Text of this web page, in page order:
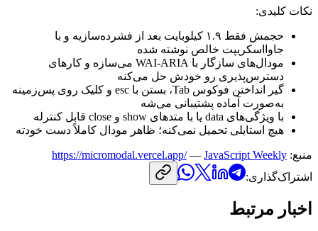
نکات کلیدی:
حجمش فقط ۱.۹ کیلوبایت بعد از فشرده‌سازیه و با
جاوااسکریپت خالص نوشته شده
مودال‌های سازگار با WAI-ARIA می‌سازه و کارهای
دسترس‌پذیری رو خودش حل می‌کنه
گیر
انداختن فوکوس Tab، بستن با esc و کلیک روی پس‌زمینه
به‌صورت آماده پشتیبانی می‌شه
با ویژگی‌های data یا با متدهای show و close قابل کنترله
هیچ استایلی تحمیل نمی‌کنه؛ ظاهر مودال کاملاً دست خودته
منبع: JavaScript Weekly
—
https://micromodal.vercel.app/
اشتراک‌گذاری:
اخبار مرتبط